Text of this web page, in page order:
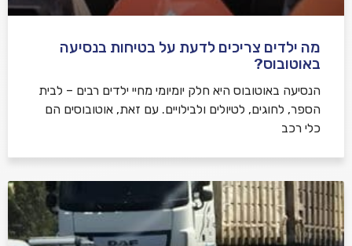
מה ילדים צריכים לדעת על בטיחות בנסיעה
באוטובוס?
הנסיעה באוטובוס היא חלק יומיומי מחיי ילדים רבים – לבית
הספר, לחוגים, לטיולים ולבילויים. עם זאת, אוטובוסים הם
כלי רכב